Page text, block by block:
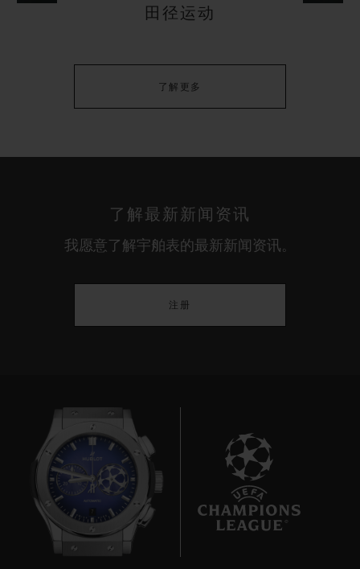
田径运动
了解更多
了解最新新闻资讯
我愿意了解宇舶表的最新新闻资讯。
注册
7